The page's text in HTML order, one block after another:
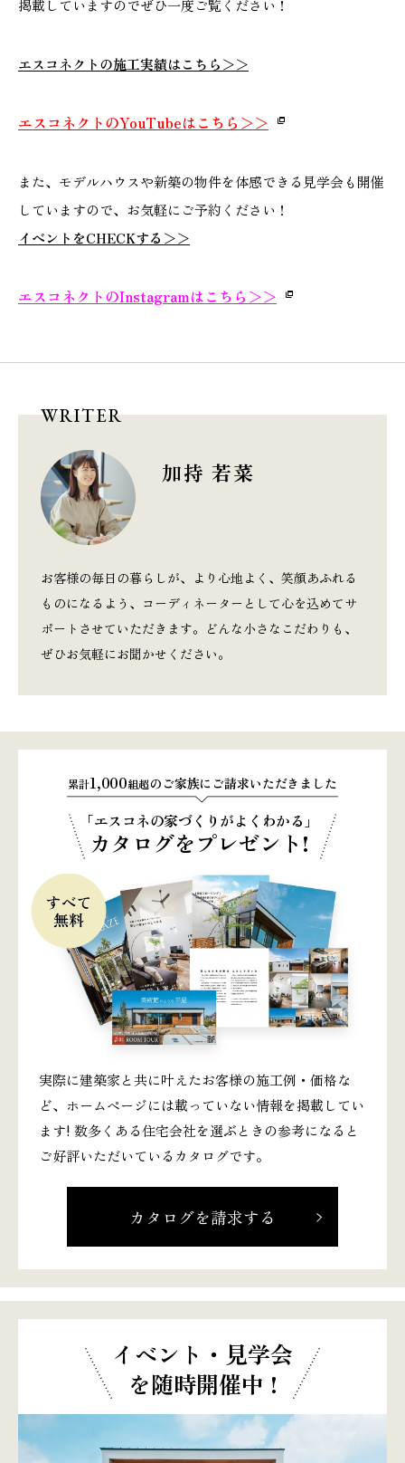
掲載していますのでぜひ一度ご覧ください！
エスコネクトの施工実績はこちら＞＞
エスコネクトのYouTubeはこちら＞＞
また、モデルハウスや新築の物件を体感できる見学会も開催
していますので、お気軽にご予約ください！
イベントをCHECKする＞＞
エスコネクトのInstagramはこちら＞＞
WRITER
加持 若菜
お客様の毎日の暮らしが、より心地よく、笑顔あふれる
ものになるよう、コーディネーターとして心を込めてサ
ポートさせていただきます。どんな小さなこだわりも、
ぜひお気軽にお聞かせください。
累計1,000組超のご家族にご請求いただきました
「エスコネの家づくりがよくわかる」
カタログをプレゼント!
実際に建築家と共に叶えたお客様の施工例・価格な
ど、ホームページには載っていない情報を掲載してい
ます! 数多くある住宅会社を選ぶときの参考になると
ご好評いただいているカタログです。
カタログを請求する
イベント・見学会
を随時開催中 !